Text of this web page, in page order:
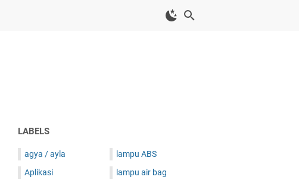
LABELS
agya / ayla
Aplikasi
lampu ABS
lampu air bag